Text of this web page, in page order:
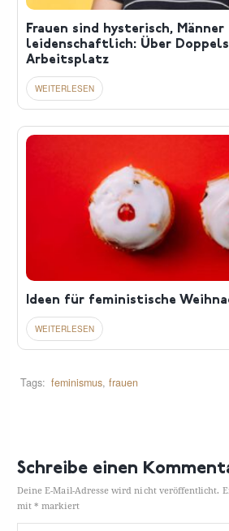
Frauen sind hysterisch, Männer
leidenschaftlich: Über
Arbeitsplatz
Ideen für feministische
Tags: feminismus, frauen
Schreibe einen
Deine E-Mail-Adresse wird nicht veröffentlicht.
mit* markiert